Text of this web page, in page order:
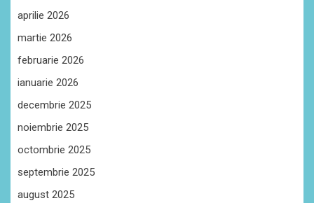
aprilie 2026
martie 2026
februarie 2026
ianuarie 2026
decembrie 2025
noiembrie 2025
octombrie 2025
septembrie 2025
august 2025